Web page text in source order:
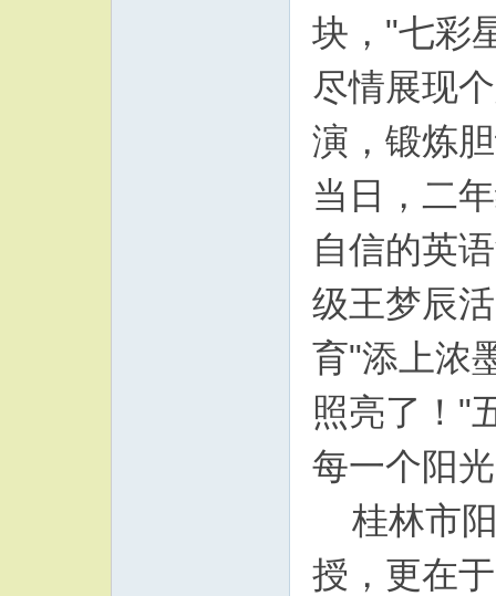
块，"七彩
尽情展现
演，锻炼
当日，二
自信的英
级王梦辰
育"添上浓
照亮了！"
每一个阳
桂林市
授，更在